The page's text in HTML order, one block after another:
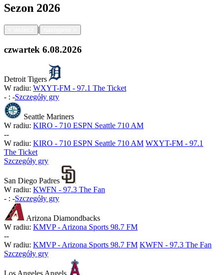
Sezon 2026
|
czwartek 6.08.2026
Detroit Tigers
W radiu: WXYT-FM - 97.1 The Ticket
- : -Szczegóły gry
Seattle Mariners
W radiu: KIRO - 710 ESPN Seattle 710 AM
--
W radiu: KIRO - 710 ESPN Seattle 710 AM WXYT-FM - 97.1
The Ticket
Szczegóły gry
San Diego Padres
W radiu: KWFN - 97.3 The Fan
- : -Szczegóły gry
Arizona Diamondbacks
W radiu: KMVP - Arizona Sports 98.7 FM
--
W radiu: KMVP - Arizona Sports 98.7 FM KWFN - 97.3 The Fan
Szczegóły gry